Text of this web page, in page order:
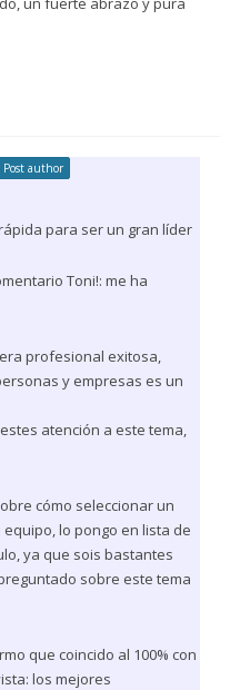
Post author
para ser un gran líder
Toni!: me ha
profesional exitosa,
y empresas es un
atención a este tema,
cómo seleccionar un
lo pongo en lista de
ya que sois bastantes
sobre este tema
que coincido al 100% con
los mejores